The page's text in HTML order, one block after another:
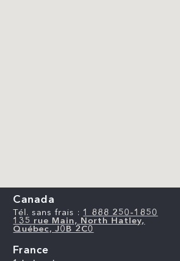
Canada
Tél. sans frais : 1 888 250-1850
135 rue Main, North Hatley,
Québec, J0B 2C0
France